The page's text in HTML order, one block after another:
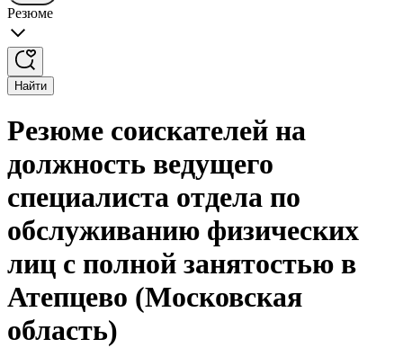
Резюме
Найти
Резюме соискателей на
должность ведущего
специалиста отдела по
обслуживанию физических
лиц с полной занятостью в
Атепцево (Московская
область)